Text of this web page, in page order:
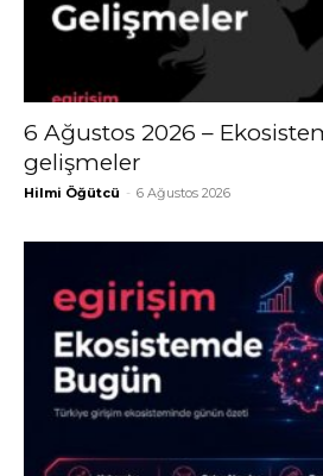
6 Ağustos 2026 –
gelişmeler
Hilmi Öğütcü - 6 Ağustos 2026